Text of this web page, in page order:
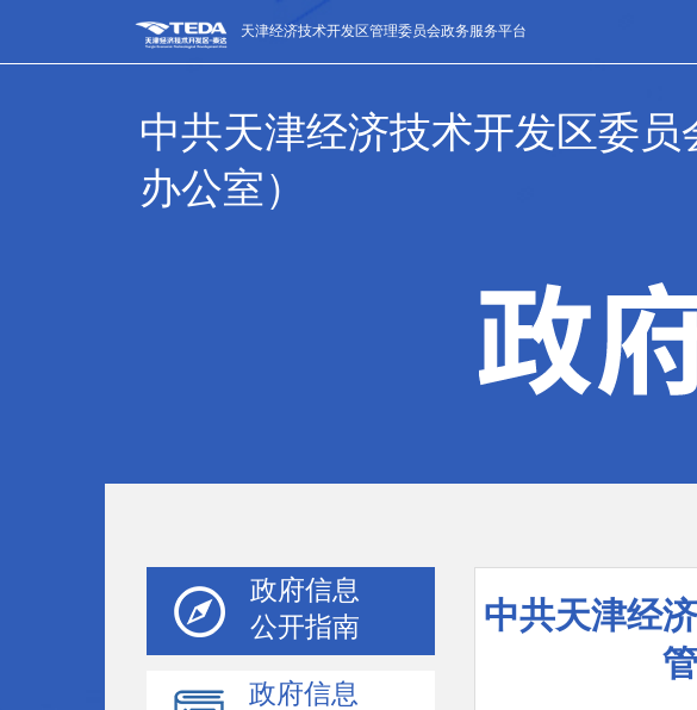
天津经济技术开发区管理委员会政务服务平台
中共天津经济技术开发区委
办公室）
政府信息
公开指南
政府信息
中共天津经